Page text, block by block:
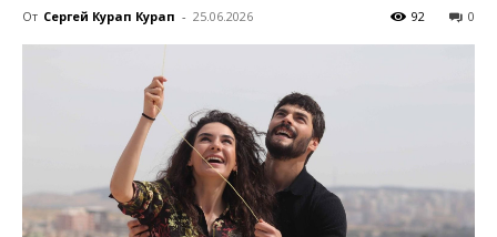
От Сергей Курап Курап - 25.06.2026 0
92